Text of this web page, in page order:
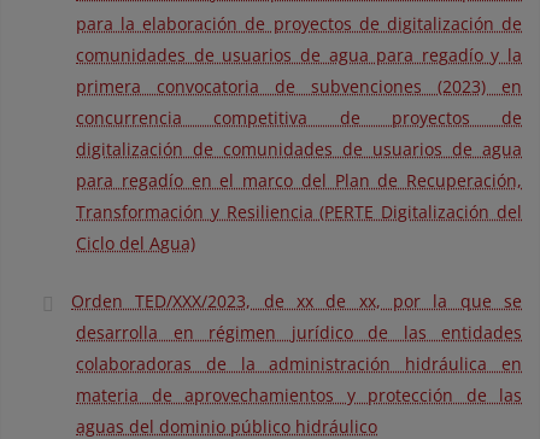
para la elaboración de proyectos de digitalización de
comunidades de usuarios de agua para regadío y la
primera convocatoria de subvenciones (2023) en
concurrencia competitiva de proyectos de
digitalización de comunidades de usuarios de agua
para regadío en el marco del Plan de Recuperación,
Transformación y Resiliencia (PERTE Digitalización del
Ciclo del Agua)
Orden TED/XXX/2023, de xx de xx, por la que se
desarrolla en régimen jurídico de las entidades
colaboradoras de la administración hidráulica en
materia de aprovechamientos y protección de las
aguas del dominio público hidráulico